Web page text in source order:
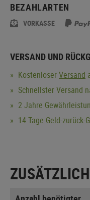
BEZAHLARTEN
VORKASSE
VERSAND UND
KostenloserVersand
Schnellster Versand
2 Jahre
14 Tage Geld-zurück-